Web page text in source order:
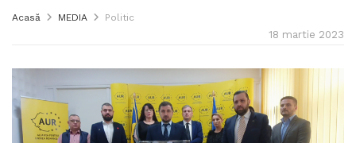
Acasă MEDIA Politic
18 martie 2023